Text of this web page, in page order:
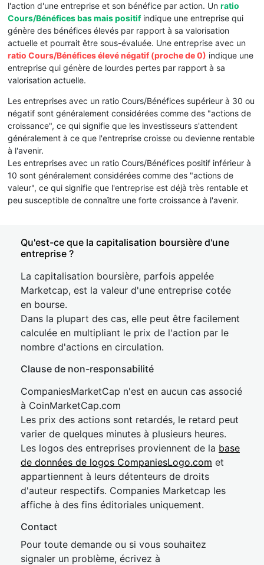
l'action d'une entreprise et son bénéfice par action. Un ratio
Cours/Bénéfices bas mais positifindique une entreprise qui
génère des bénéfices élevés par rapport à sa valorisation
actuelle et pourrait être sous-évaluée. Une entreprise avec un
ratio Cours/Bénéfices élevé négatif (proche de 0) indique une
entreprise qui génère de lourdes pertes par rapport à sa
valorisation actuelle.
Les entreprises avec un ratio Cours/Bénéfices supérieur à 30 ou
négatif sont généralement considérées comme des "actions de
croissance", ce qui signifie que les investisseurs s'attendent
généralement à ce que l'entreprise croisse ou devienne rentable
à l'avenir.
Les entreprises avec un ratio Cours/Bénéfices positif inférieur à
10 sont généralement considérées comme des "actions de
valeur", ce qui signifie que l'entreprise est déjà très rentable et
peu susceptible de connaître une forte croissance à l'avenir.
Qu'est-ce que la capitalisation boursière d'une
entreprise ?
La capitalisation boursière, parfois appelée
Marketcap, est la valeur d'une entreprise cotée
en bourse.
Dans la plupart des cas, elle peut être facilement
calculée en multipliant le prix de l'action par le
nombre d'actions en circulation.
Clause de non-responsabilité
CompaniesMarketCap n'est en aucun cas associé
à CoinMarketCap.com
Les prix des actions sont retardés, le retard peut
varier de quelques minutes à plusieurs heures.
Les logos des entreprises proviennent de la base
de données de logos CompaniesLogo.com et
appartiennent à leurs détenteurs de droits
d'auteur respectifs. Companies Marketcap les
affiche à des fins éditoriales uniquement.
Contact
Pour toute demande ou si vous souhaitez
signaler un problème, écrivez à